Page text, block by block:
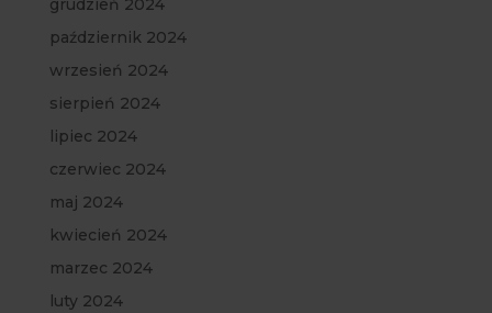
grudzień 2024
październik 2024
wrzesień 2024
sierpień 2024
lipiec 2024
czerwiec 2024
maj 2024
kwiecień 2024
marzec 2024
luty 2024